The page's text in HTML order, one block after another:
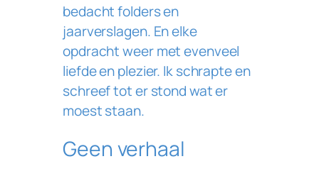
bedacht folders en
jaarverslagen. En elke
opdracht weer met evenveel
liefde en plezier. Ik schrapte en
schreef tot er stond wat er
moest staan.
Geen verhaal